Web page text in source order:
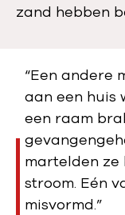
zand hebben
“Een andere
aan een huis
een raam
martelden ze
stroom. Eén
misvormd.”